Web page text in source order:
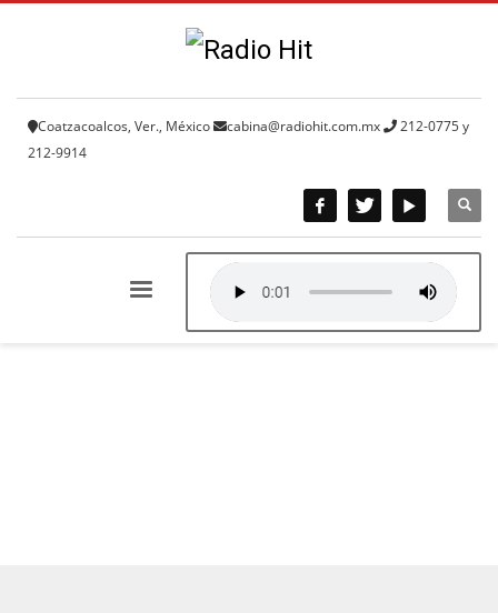
Coatzacoalcos, Ver., México cabina@radiohit.com.mx
212-0775 y
212-9914